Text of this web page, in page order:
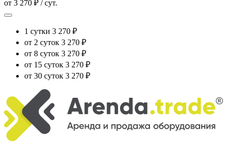
от 3 270 ₽ / сут.
1 сутки 3 270 ₽
от 2 суток 3 270 ₽
от 8 суток 3 270 ₽
от 15 суток 3 270 ₽
от 30 суток 3 270 ₽